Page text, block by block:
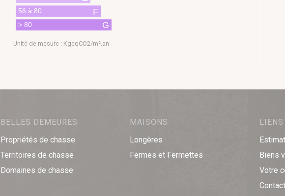
F
56 à 80
G
> 80
Unité de mesure : KgeqCO2/m².an
BELLES DEMEURES
Propriétés de chasse
Territoires de chasse
Domaines de chasse
MAISONS
Longères
Fermes et Fermettes
Biens
Votre
Contact